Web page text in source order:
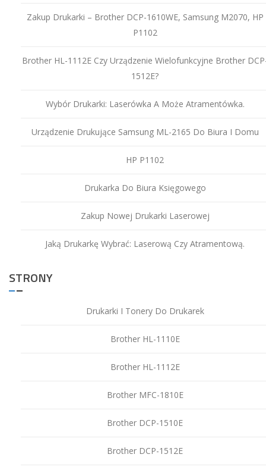
Zakup Drukarki – Brother DCP-1610WE, Samsung M2070, HP
P1102
Brother HL-1112E Czy Urządzenie Wielofunkcyjne Brother
1512E?
Wybór Drukarki: Laserówka A Może Atramentówka.
Urządzenie Drukujące Samsung ML-2165 Do Biura I Domu
HP P1102
Drukarka Do Biura Księgowego
Zakup Nowej Drukarki Laserowej
Jaką Drukarkę Wybrać: Laserową Czy Atramentową.
STRONY
Drukarki I Tonery Do Drukarek
Brother HL-1110E
Brother HL-1112E
Brother MFC-1810E
Brother DCP-1510E
Brother DCP-1512E